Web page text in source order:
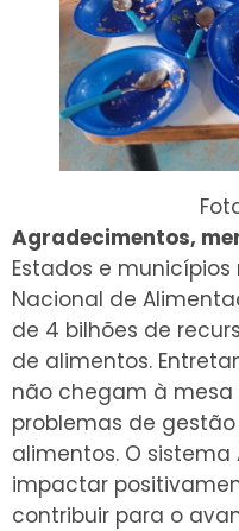
Agradecimentos,
Estados e
Nacional de
de 4 bilhões de
de alimentos.
não chegam à
problemas de
alimentos. O sistema
impactar
contribuir para o